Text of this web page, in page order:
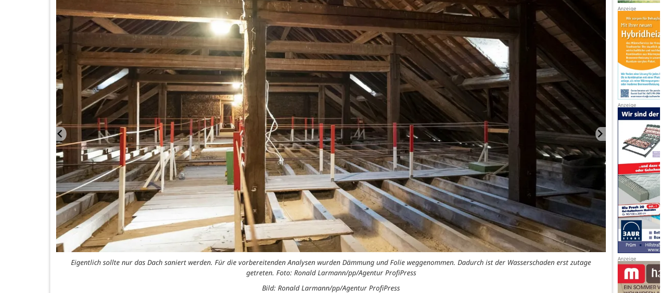
Eigentlich sollte nur das Dach saniert werden. Für die vorbereitenden Analysen wurden Dämmung und Folie weggenommen. Dadurch ist der Wasserschaden erst zutage
getreten. Foto: Ronald Larmann/pp/Agentur ProfiPress
Bild: Ronald Larmann/pp/Agentur ProfiPress